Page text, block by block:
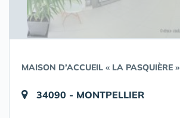
MAISON D’ACCUEIL « LA PASQUIÈRE »
34090 - MONTPELLIER